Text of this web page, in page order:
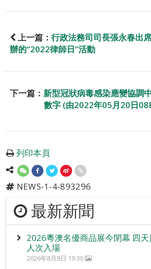
上一篇： 行政法務司司長張永春出
辦的“2022律師日”活動
下一篇： 新型冠狀病毒感染應變協調
數字 (由2022年05月20日
列印本頁
NEWS-1-4-893296
最新新聞
2026粵澳名優商品展今閉幕 四
人次入場
2026年8月9日 19:30